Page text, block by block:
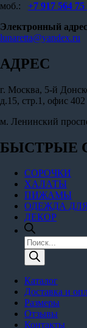
моб.: +7 917 564 75
Электронный
lunaretta@yandex.ru
АДРЕС
г. Москва, 5-й
д.15, стр.1, офис 402
м. Ленинский
БЫСТРЫЕ
СОРОЧКИ
ХАЛАТЫ
ПИЖАМЫ
ОДЕЖДА
ДЕКОР
Поиск
товаров
Каталог
Доставка и
Размеры
Отзывы
Контакты